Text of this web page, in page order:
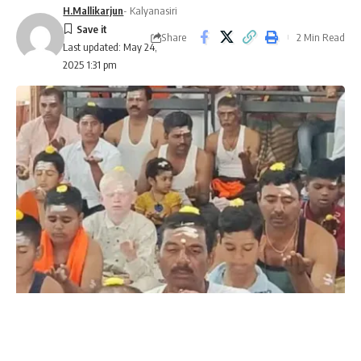
Last updated: May 24,
2025 1:31 pm
H.Mallikarjun- Kalyanasiri
Share 2 Min Read